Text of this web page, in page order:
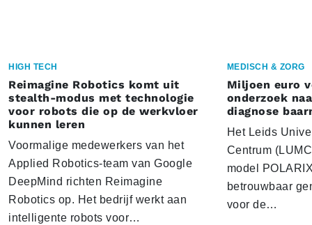
HIGH TECH
Reimagine Robotics komt uit
stealth-modus met technologie
voor robots die op de werkvloer
kunnen leren
Voormalige medewerkers van het
Applied Robotics-team van Google
DeepMind richten Reimagine
Robotics op. Het bedrijf werkt aan
intelligente robots voor…
MEDISCH & ZORG
Miljoen euro
onderzoek
diagnose
Het Leids
Centrum
model
betrouwbaar
voor de…